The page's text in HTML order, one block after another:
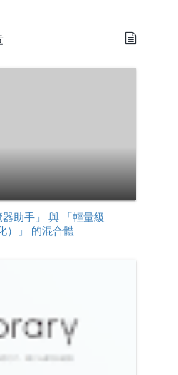
助手」 與 「輕量級
）」 的混合體